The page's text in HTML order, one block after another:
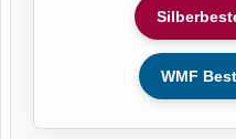
WMF